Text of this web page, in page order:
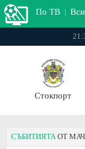
По ТВ |
Стокпорт
СЪБИТИЯТА ОТ